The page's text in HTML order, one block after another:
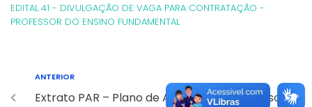
EDITAL 41 - DIVULGAÇÃO DE VAGA PARA CONTRATAÇÃO -
PROFESSOR DO ENSINO FUNDAMENTAL
ANTERIOR
Extrato PAR – Plano de Aplicação de Recursos